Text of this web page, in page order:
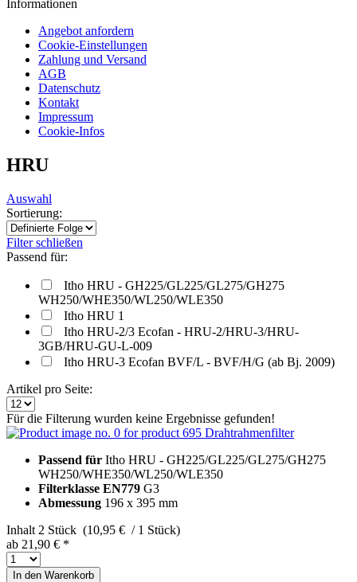
Informationen
Angebot anfordern
Cookie-Einstellungen
Zahlung und Versand
AGB
Datenschutz
Kontakt
Impressum
Cookie-Infos
HRU
Auswahl
Sortierung:
Filter schließen
Passend für:
Itho HRU - GH225/GL225/GL275/GH275
WH250/WHE350/WL250/WLE350
Itho HRU 1
Itho HRU-2/3 Ecofan - HRU-2/HRU-3/HRU-
3GB/HRU-GU-L-009
Itho HRU-3 Ecofan BVF/L - BVF/H/G (ab Bj. 2009)
Artikel pro Seite:
Für die Filterung wurden keine Ergebnisse gefunden!
Drahtrahmenfilter
Passend für Itho HRU - GH225/GL225/GL275/GH275
WH250/WHE350/WL250/WLE350
Filterklasse EN779 G3
Abmessung 196 x 395 mm
Inhalt 2 Stück (10,95 € / 1 Stück)
ab 21,90 € *
In den Warenkorb